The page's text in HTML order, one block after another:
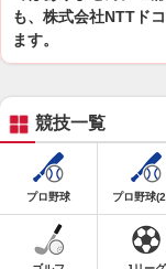
も、株式会社NTTド
ます。
競技一覧
プロ野球 プロ野球